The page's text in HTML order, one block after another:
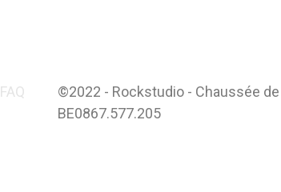
FAQ
©2022 - Rockstudio - Chaussée
BE0867.577.205